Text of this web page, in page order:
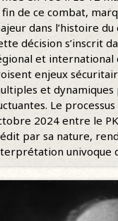
fin de ce combat,
dans l’histoire
décision s’inscrit
et international
enjeux
et dynamiques
Le
2024 entre le
par sa nature,
univoque